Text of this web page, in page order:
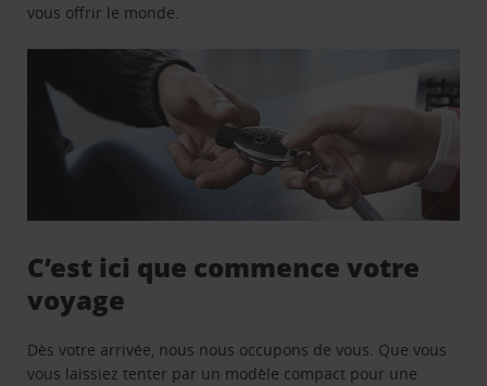
vous offrir le monde.
C’est ici que commence votre
voyage
Dès votre arrivée, nous nous occupons de vous. Que vous
vous laissiez tenter par un modèle compact pour une